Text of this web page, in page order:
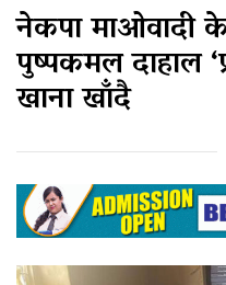
नेकपा माओवादी
पुष्पकमल दाहाल
खाना खाँदै